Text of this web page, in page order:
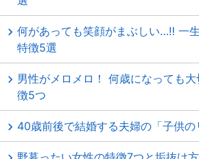
何があっても笑顔がまぶしい…‼ 一
特徴5選
男性がメロメロ！ 何歳になっても
徴5つ
40歳前後で結婚する夫婦の「子供の